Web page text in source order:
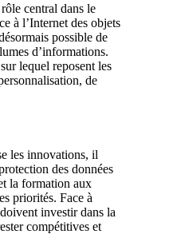
central dans le
à l’Internet des objets
possible de
d’informations.
lequel reposent les
de
les innovations, il
des données
la formation aux
priorités. Face à
investir dans la
compétitives et